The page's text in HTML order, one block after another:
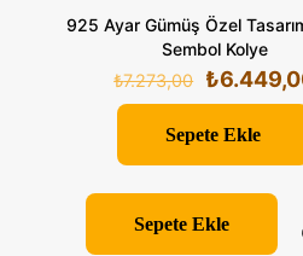
925 Ayar Gümüş Özel
Sembol Kolye
₺7.273,00
Orijinal
fiyat:
₺7.273,00.
₺
Sepete Ekle
Sepete Ekle